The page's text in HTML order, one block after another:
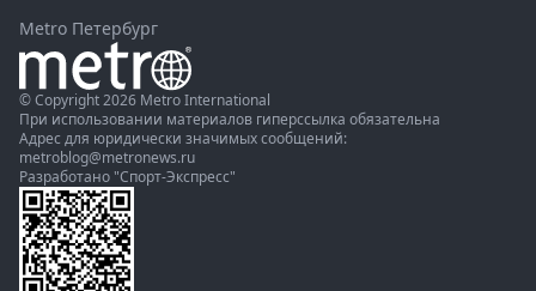
Metro Петербург
© Copyright 2026 Metro International
При использовании материалов гиперссылка обязательна
Адрес для юридически значимых сообщений:
metroblog@metronews.ru
Разработано "Спорт-Экспресс"